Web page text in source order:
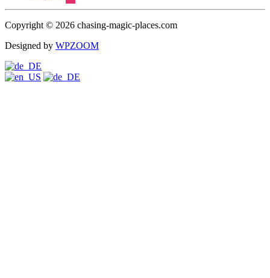
Copyright © 2026 chasing-magic-places.com
Designed by WPZOOM